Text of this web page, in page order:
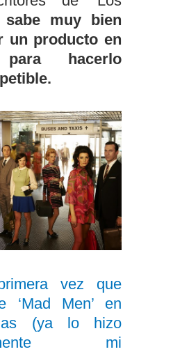
sabe muy bien
un producto en
para hacerlo
vez que
‘Mad Men’ en
(ya lo hizo
mi